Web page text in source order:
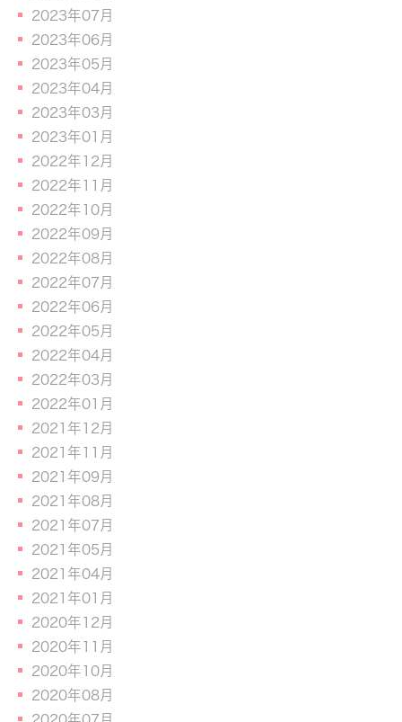
2023年07月
2023年06月
2023年05月
2023年04月
2023年03月
2023年01月
2022年12月
2022年11月
2022年10月
2022年09月
2022年08月
2022年07月
2022年06月
2022年05月
2022年04月
2022年03月
2022年01月
2021年12月
2021年11月
2021年09月
2021年08月
2021年07月
2021年05月
2021年04月
2021年01月
2020年12月
2020年11月
2020年10月
2020年08月